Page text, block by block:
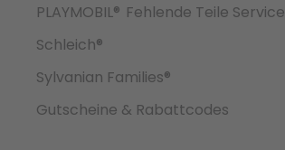
PLAYMOBIL® Fehlende Teile Service
Schleich®
Sylvanian Families®
Gutscheine & Rabattcodes